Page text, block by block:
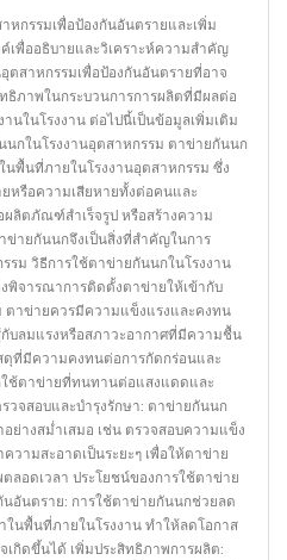
ตาข่าย
สำหรับ
ใน
หกรรมเพื่อป้องกันอันตรายและเพิ่ม
เพื่ออธิบายและวิเคราะห์ความสำคัญ
ตสาหกรรมเพื่อป้องกันอันตรายที่อาจ
ธิภาพในกระบวนการการผลิตที่มีผลต่อ
ในโรงงาน ต่อไปนี้เป็นข้อมูลเพิ่มเติม
นกในโรงงานอุตสาหกรรม ตาข่ายกันนก
นพื้นที่ภายในโรงงานอุตสาหกรรม ซึ่ง
หรือความเสียหายทั้งต่อคนและ
ลิตภัณฑ์สำเร็จรูป หรือสร้างความ
ข่ายกันนกจึงเป็นสิ่งที่สำคัญในการ
รม วิธีการใช้ตาข่ายกันนกในโรงงาน
พิจารณาการติดตั้งตาข่ายให้เข้ากับ
ตาข่ายควรมีความแข็งแรงและคงทน
บลมแรงหรือสภาวะอากาศที่มีความชื้น
ดุที่มีความคงทนต่อการกัดกร่อนและ
ใช้ตาข่ายที่ทนทานต่อแสงแดดและ
วจสอบและบำรุงรักษา: ตาข่ายกันนก
ย่างสม่ำเสมอ เช่น ตรวจสอบความแข็ง
วามสะอาดเป็นระยะๆ เพื่อให้ตาข่าย
ลอดเวลา ประโยชน์ของการใช้ตาข่าย
นอันตราย: การใช้ตาข่ายกันนกช่วยลด
ในพื้นที่ภายในโรงงาน ทำให้ลดโอกาส
เกิดขึ้นได้ เพิ่มประสิทธิภาพการผลิต: